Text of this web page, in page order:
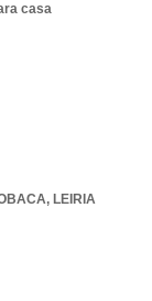
casa
, LEIRIA